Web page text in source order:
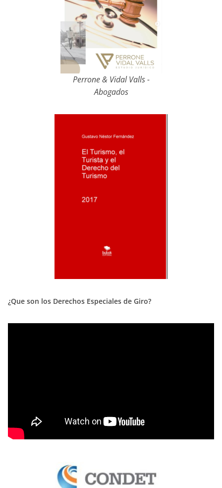
Perrone & Vidal Valls -
Abogados
¿Que son los Derechos Especiales de Giro?